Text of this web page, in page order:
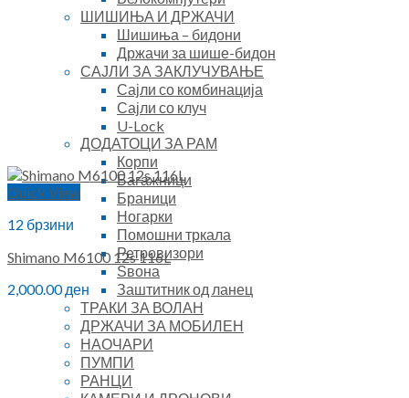
ШИШИЊА И ДРЖАЧИ
Шишиња – бидони
Држачи за шише-бидон
САЈЛИ ЗА ЗАКЛУЧУВАЊЕ
Сајли со комбинација
Сајли со клуч
U-Lock
ДОДАТОЦИ ЗА РАМ
Корпи
Багажници
Браници
Ногарки
Помошни тркала
Ретровизори
Ѕвона
Заштитник од ланец
ТРАКИ ЗА ВОЛАН
ДРЖАЧИ ЗА МОБИЛЕН
НАОЧАРИ
ПУМПИ
РАНЦИ
Quick View
12 брзини
Shimano M6100 12s 116L
2,000.00ден